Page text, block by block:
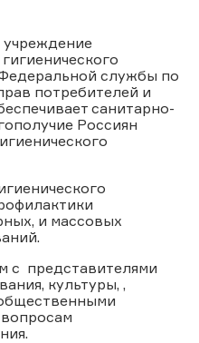
службы по
потребителей и
санитарно-
Россиян
и массовых
с представителями
культуры, ,